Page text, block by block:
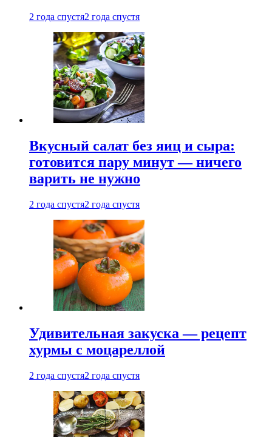
2 года спустя2 года спустя
Вкусный салат без яиц и сыра:
готовится пару минут — ничего
варить не нужно
2 года спустя2 года спустя
Удивительная закуска — рецепт
хурмы с моцареллой
2 года спустя2 года спустя